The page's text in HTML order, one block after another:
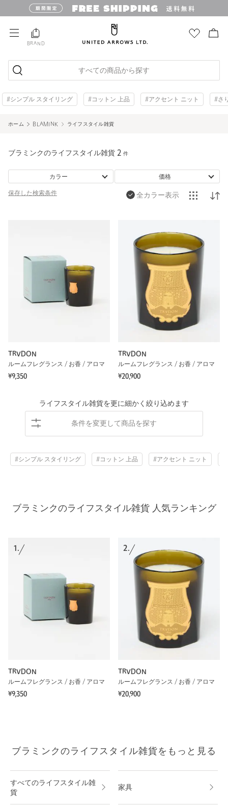
BRAND
すべての商品から探す
#シンプル スタイリング #コットン 上品 #アクセント ニット #さ
ホーム BLAMINK ライフスタイル雑貨
ブラミンクのライフスタイル雑貨 2 件
カラー 価格
保存した検索条件 全カラー表示
TRVDON
ルームフレグランス / お香 / アロマ
¥9,350
TRVDON
ルームフレグランス / お香 / アロマ
¥20,900
ライフスタイル雑貨を更に細かく絞り込めます
条件を変更して商品を探す
#シンプル スタイリング #コットン 上品 #アクセント ニット
ブラミンクのライフスタイル雑貨 人気ランキング
1.
TRVDON
ルームフレグランス / お香 / アロマ
¥9,350
2.
TRVDON
ルームフレグランス / お香 / アロマ
¥20,900
ブラミンクのライフスタイル雑貨をもっと見る
すべてのライフスタイル雑
貨
家具